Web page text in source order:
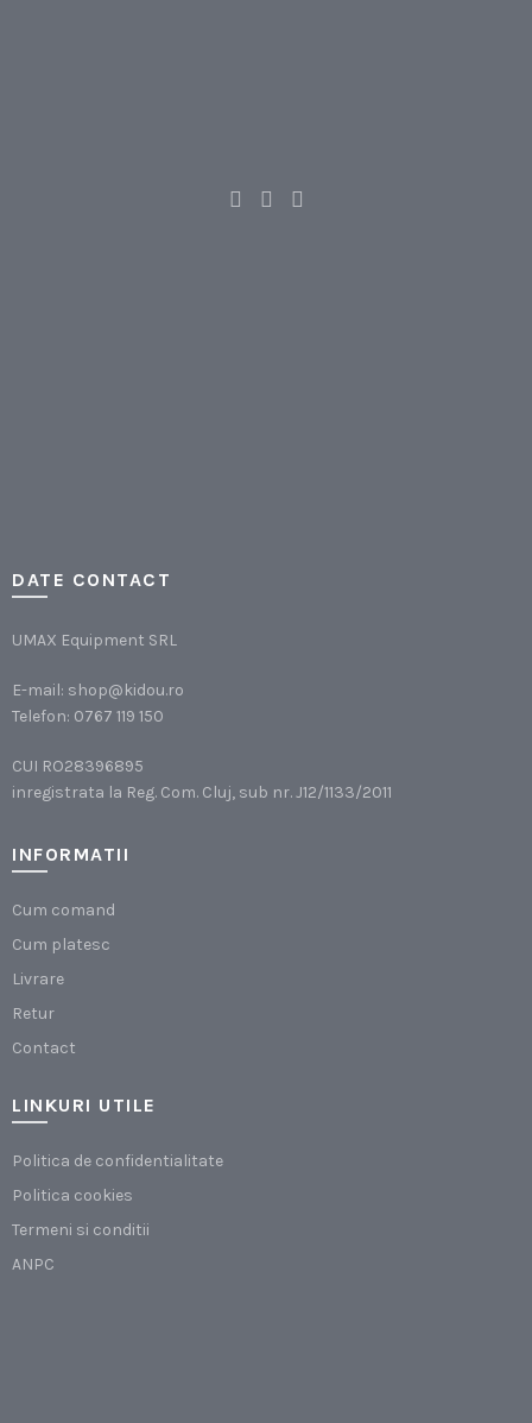
DATE CONTACT
UMAX Equipment SRL
E-mail: shop@kidou.ro
Telefon: 0767 119 150
CUI RO28396895
inregistrata la Reg. Com. Cluj, sub nr. J12/1133/2011
INFORMATII
Cum comand
Cum platesc
Livrare
Retur
Contact
LINKURI UTILE
Politica de confidentialitate
Politica cookies
Termeni si conditii
ANPC